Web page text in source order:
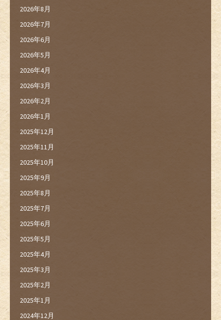
2026年8月
2026年7月
2026年6月
2026年5月
2026年4月
2026年3月
2026年2月
2026年1月
2025年12月
2025年11月
2025年10月
2025年9月
2025年8月
2025年7月
2025年6月
2025年5月
2025年4月
2025年3月
2025年2月
2025年1月
2024年12月